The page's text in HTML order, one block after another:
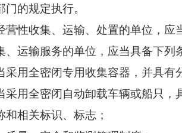
的规定执行。
收集、运输、处置的单位，应当
运输服务的单位，应当具备下列
全密闭专用收集容器，并具有
全密闭自动卸载车辆或船只，
相关标识、标志；